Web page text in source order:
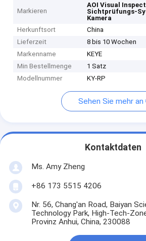
Markieren
AOI Visual
Sichtprüfungs-
Kamera
Herkunftsort
China
Lieferzeit
8 bis 10 Wochen
Markenname
KEYE
Min Bestellmenge
1 Satz
Modellnummer
KY-RP
Sehen Sie mehr an
Kontaktdaten
Ms. Amy Zheng
+86 173 5515 4206
Nr. 56, Chang'an Road, Baiyan
Technology Park, High-Tech-
Provinz Anhui, China, 230088